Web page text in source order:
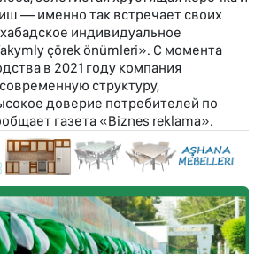
— именно так встречает своих
индивидуальное
çörek önümleri». С момента
в 2021 году компания
структуру,
доверие потребителей по
газета «Biznes reklama».